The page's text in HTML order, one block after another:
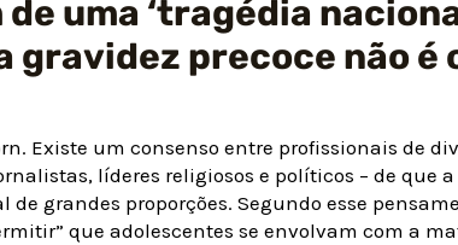
uma ‘tragédia
gravidez precoce não é
Existe um consenso entre profissionais de
líderes religiosos e políticos – de que
grandes proporções. Segundo esse
que adolescentes se envolvam com a